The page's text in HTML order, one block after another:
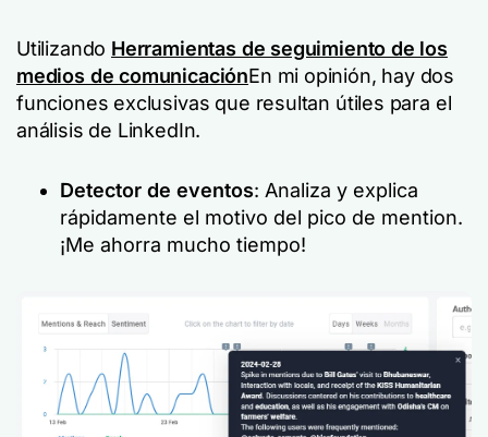
Utilizando Herramientas de seguimiento de los
medios de comunicaciónEn mi opinión, hay dos
funciones exclusivas que resultan útiles para el
análisis de LinkedIn.
Detector de eventos: Analiza y explica
rápidamente el motivo del pico de mention.
¡Me ahorra mucho tiempo!